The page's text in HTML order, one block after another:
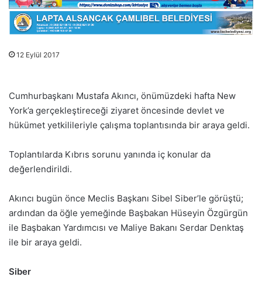
12 Eylül 2017
Cumhurbaşkanı Mustafa Akıncı, önümüzdeki hafta New
York’a gerçekleştireceği ziyaret öncesinde devlet ve
hükümet yetkilileriyle çalışma toplantısında bir araya geldi.
Toplantılarda Kıbrıs sorunu yanında iç konular da
değerlendirildi.
Akıncı bugün önce Meclis Başkanı Sibel Siber’le görüştü;
ardından da öğle yemeğinde Başbakan Hüseyin Özgürgün
ile Başbakan Yardımcısı ve Maliye Bakanı Serdar Denktaş
ile bir araya geldi.
Siber